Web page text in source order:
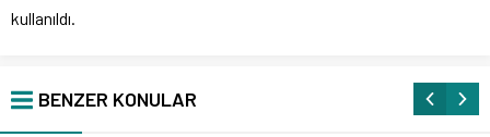
kullanıldı.
BENZER KONULAR